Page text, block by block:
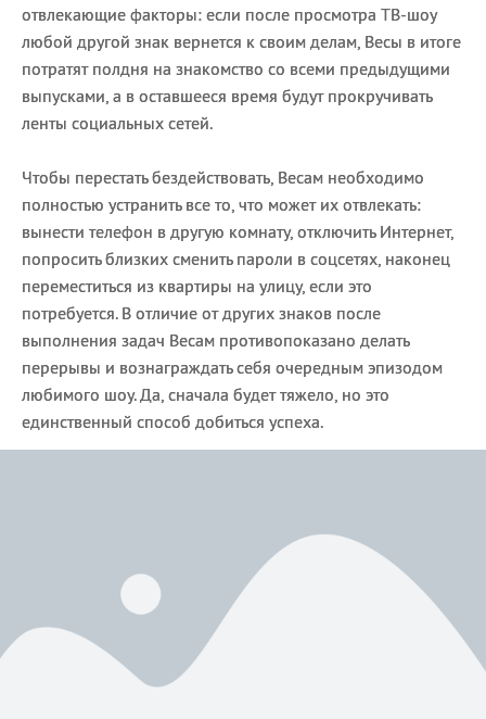
отвлекающие факторы: если после просмотра ТВ-шоу
любой другой знак вернется к своим делам, Весы в итоге
потратят полдня на знакомство со всеми предыдущими
выпусками, а в оставшееся время будут прокручивать
ленты социальных сетей.
Чтобы перестать бездействовать, Весам необходимо
полностью устранить все то, что может их отвлекать:
вынести телефон в другую комнату, отключить Интернет,
попросить близких сменить пароли в соцсетях, наконец
переместиться из квартиры на улицу, если это
потребуется. В отличие от других знаков после
выполнения задач Весам противопоказано делать
перерывы и вознаграждать себя очередным эпизодом
любимого шоу. Да, сначала будет тяжело, но это
единственный способ добиться успеха.